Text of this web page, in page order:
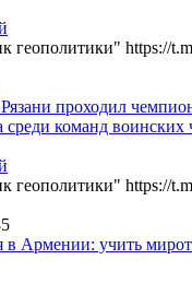
геополитики" https://
проходил
среди команд воинских
геополитики" https://
Армении: учить